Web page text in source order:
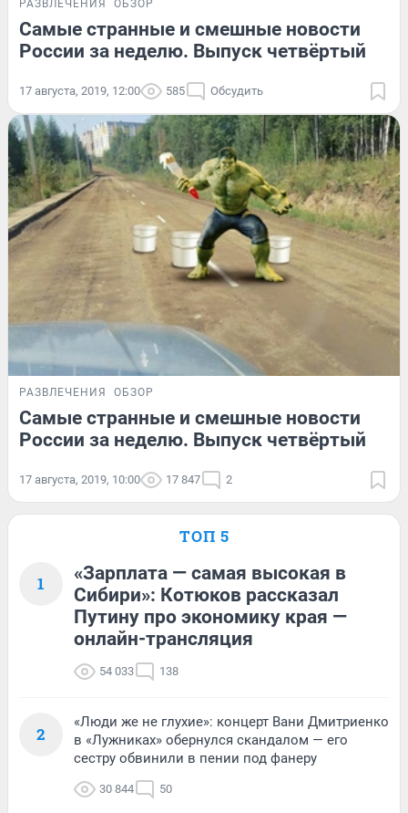
РАЗВЛЕЧЕНИЯ ОБЗОР
Самые странные и смешные новости
России за неделю. Выпуск четвёртый
17 августа, 2019, 12:00 585 Обсудить
РАЗВЛЕЧЕНИЯ ОБЗОР
Самые странные и смешные новости
России за неделю. Выпуск четвёртый
17 августа, 2019, 10:00 17 847 2
ТОП 5
1
«Зарплата — самая высокая в
Сибири»: Котюков рассказал
Путину про экономику края —
онлайн-трансляция
54 033 138
2
«Люди же не глухие»: концерт Вани Дмитриенко
в «Лужниках» обернулся скандалом — его
сестру обвинили в пении под фанеру
30 844 50